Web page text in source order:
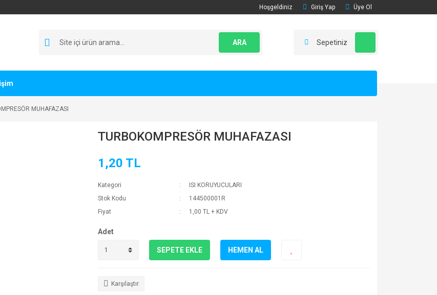
Hoşgeldiniz Giriş Yap Üye Ol
ARA Sepetiniz
MUHAFAZASI
TURBOKOMPRESÖR MUHAFAZASI
1,20 TL
Kategori
ISI KORUYUCULARI
Stok Kodu
144500001R
Fiyat
1,00 TL + KDV
Adet
SEPETE EKLE HEMEN AL
Karşılaştır